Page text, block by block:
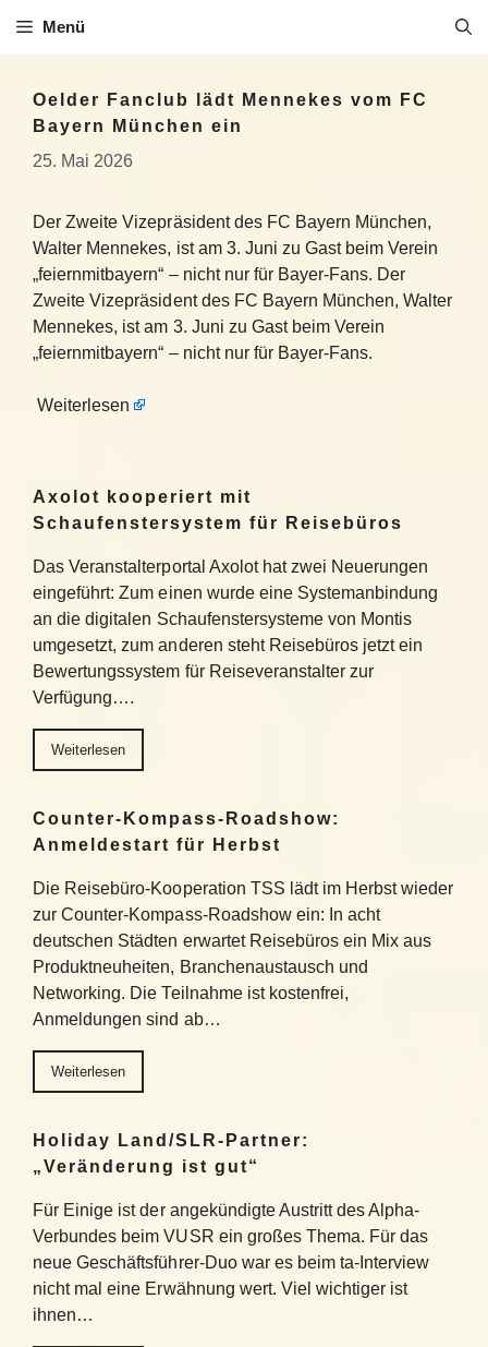
Inhalt
Menü
Oelder Fanclub lädt Mennekes vom FC
Bayern München ein
25. Mai 2026
Der Zweite Vizepräsident des FC Bayern München,
Walter Mennekes, ist am 3. Juni zu Gast beim Verein
„feiernmitbayern“ – nicht nur für Bayer-Fans. Der
Zweite Vizepräsident des FC Bayern München, Walter
Mennekes, ist am 3. Juni zu Gast beim Verein
„feiernmitbayern“ – nicht nur für Bayer-Fans.
Weiterlesen
Axolot kooperiert mit
Schaufenstersystem für Reisebüros
Das Veranstalterportal Axolot hat zwei Neuerungen
eingeführt: Zum einen wurde eine Systemanbindung
an die digitalen Schaufenstersysteme von Montis
umgesetzt, zum anderen steht Reisebüros jetzt ein
Bewertungssystem für Reiseveranstalter zur
Verfügung….
Weiterlesen
Counter-Kompass-Roadshow:
Anmeldestart für Herbst
Die Reisebüro-Kooperation TSS lädt im Herbst wieder
zur Counter-Kompass-Roadshow ein: In acht
deutschen Städten erwartet Reisebüros ein Mix aus
Produktneuheiten, Branchenaustausch und
Networking. Die Teilnahme ist kostenfrei,
Anmeldungen sind ab…
Weiterlesen
Holiday Land/SLR-Partner:
„Veränderung ist gut“
Für Einige ist der angekündigte Austritt des Alpha-
Verbundes beim VUSR ein großes Thema. Für das
neue Geschäftsführer-Duo war es beim ta-Interview
nicht mal eine Erwähnung wert. Viel wichtiger ist
ihnen…